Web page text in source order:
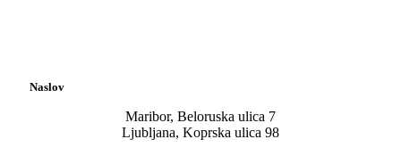
Naslov
Maribor, Beloruska ulica 7
Ljubljana, Koprska ulica 98